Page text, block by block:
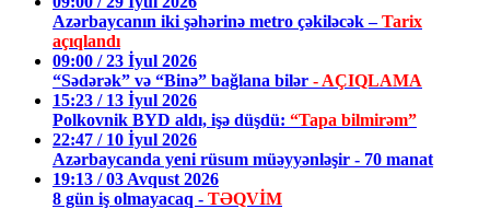
Azərbaycanın iki şəhərinə metro çəkiləcək –Tarix
açıqlandı
09:00 / 23 İyul 2026
“Sədərək” və “Binə” bağlana bilər - AÇIQLAMA
15:23 / 13 İyul 2026
Polkovnik BYD aldı, işə düşdü: “Tapa bilmirəm”
22:47 / 10 İyul 2026
Azərbaycanda yeni rüsum müəyyənləşir - 70 manat
19:13 / 03 Avqust 2026
8 gün iş olmayacaq - TƏQVİM